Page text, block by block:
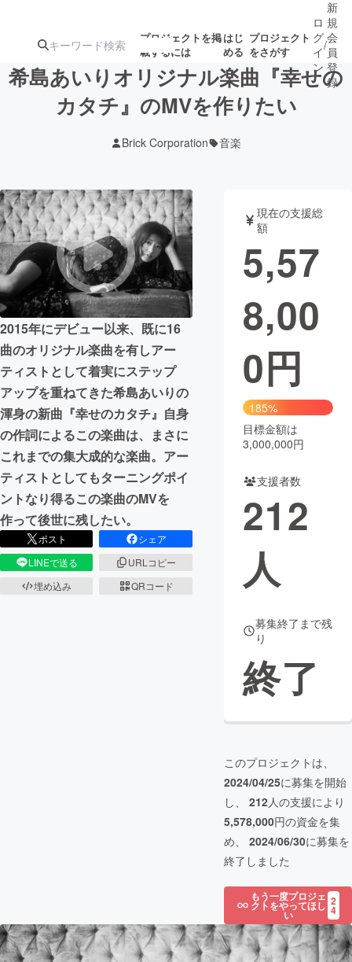
プロジェクトを掲
載するには
はじ
める
プロジェクト
をさがす
ジェクト
募集終了が近いプ
ロジェクト
アート・写真 音楽
テクノロジー・ガジェット ゲーム・サ
映像・映画
ビジネス・起業
まちづくり・地域活性化
CAMPFIRE for Social Good
CAMPFIRE Creation
CAMPFIREふるさと納税machi-ya コミュニティ
ロ
グ
イ
ン
/
新
規
会
員
登
録
希島あいりオリジナル楽曲『幸せの
カタチ』のMVを作りたい
Brick Corporation 音楽
2015年にデビュー以来、既に16
曲のオリジナル楽曲を有しアー
ティストとして着実にステップ
アップを重ねてきた希島あいりの
渾身の新曲『幸せのカタチ』自身
の作詞によるこの楽曲は、まさに
これまでの集大成的な楽曲。アー
ティストとしてもターニングポイ
ントなり得るこの楽曲のMVを
作って後世に残したい。
ポスト
シェア
LINEで送る
URLコピー
埋め込み
QRコード
現在の支援総
額
5,57
8,00
0円
185%
目標金額は
3,000,000円
支援者数
212
人
募集終了まで残
り
終了
このプロジェクトは、
2024/04/25に募集を開始
し、 212人の支援により
5,578,000円の資金を集
め、 2024/06/30に募集を
終了しました
もう一度プロジェ
クトをやってほし
い
2
4